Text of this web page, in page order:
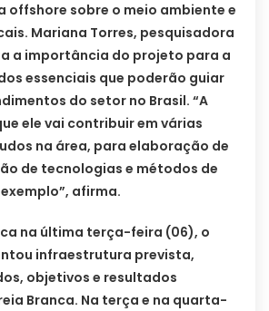
offshore sobre o meio ambiente e
Mariana Torres, pesquisadora
a importância do projeto para a
essenciais que poderão guiar
do setor no Brasil. “A
ele vai contribuir em várias
na área, para elaboração de
de tecnologias e métodos de
afirma.
na última terça-feira (06), o
infraestrutura prevista,
objetivos e resultados
Branca. Na terça e na quarta-